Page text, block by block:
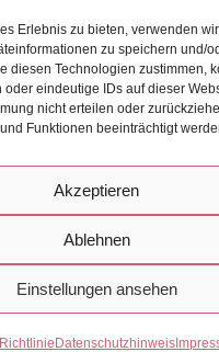
Erlebnis zu bieten, verwenden
zu speichern und/
diesen Technologien zustimmen,
oder eindeutige IDs auf dieser
nicht erteilen oder
Funktionen beeinträchtigt
Akzeptieren
Ablehnen
Einstellungen ansehen
Datenschutzhinweis
elkw.de
-Cookies